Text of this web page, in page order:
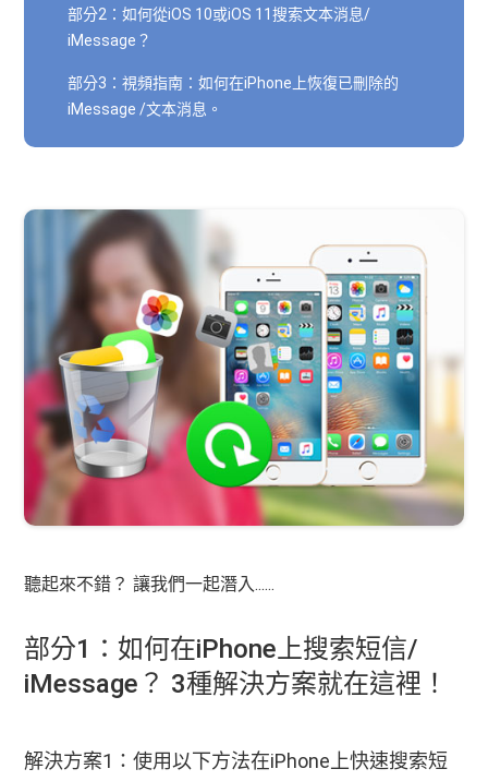
部分2：如何從iOS 10或iOS 11搜索文本消息/
iMessage？
部分3：視頻指南：如何在iPhone上恢復已刪除的
iMessage /文本消息。
聽起來不錯？ 讓我們一起潛入......
部分1：如何在iPhone上搜索短信/
iMessage？ 3種解決方案就在這裡！
解決方案1：使用以下方法在iPhone上快速搜索短